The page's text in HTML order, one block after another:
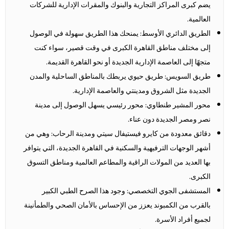
يضم كبرى المراكز التجارية والبنوك والمقرات الإدارية للشركات
العالمية.
الطريق الدائري الأوسط: يمنحك هذا الطريق سهولة في الوصول
إلى مختلف مناطق القاهرة الكبرى في وقت قصير، سواء كنت
متجهًا إلى العاصمة الإدارية الجديدة أو نحو القاهرة القديمة.
طريق السويس: طريق حيوي يربطك بالمناطق الساحلية والمدن
الجديدة مثل الشروق ومدينتي والعاصمة الإدارية.
محور المشير طنطاوي: محور رئيسي يسهل الوصول إلى مدينة
نصر ومصر الجديدة دون عناء.
دقائق معدودة من كايرو فيستيفال سيتي ومدينة الرحاب: وهي من
أشهر الوجهات الترفيهية والسكنية في القاهرة الجديدة، التي يتوافر
بها العديد من المولات الراقية والمطاعم العالمية ومناطق التسوق
الكبرى.
المستشفى الجوي التخصصي: وجود هذا الصرح الطبي الكبير
بالقرب من الكمبوند يعزز من الإحساس بالأمان الصحي والطمأنينة
لجميع أفراد الأسرة.